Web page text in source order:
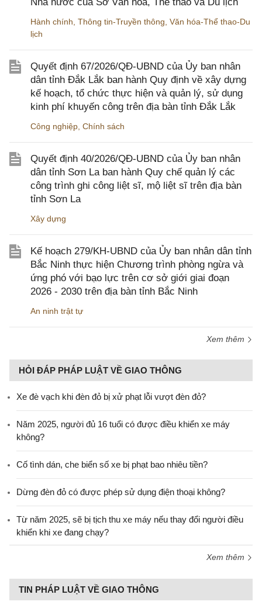
Hành chính Thông tin-Truyền thông Văn hóa-Thể thao-Du
lịch
Quyết định 67/2026/QĐ-UBND của Ủy ban nhân
dân tỉnh Đắk Lắk ban hành Quy định về xây dựng
kế hoạch, tổ chức thực hiện và quản lý, sử dụng
kinh phí khuyến công trên địa bàn tỉnh Đắk Lắk
Công nghiệp Chính sách
Quyết định 40/2026/QĐ-UBND của Ủy ban nhân
dân tỉnh Sơn La ban hành Quy chế quản lý các
công trình ghi công liệt sĩ, mộ liệt sĩ trên địa bàn
tỉnh Sơn La
Xây dựng
Kế hoạch 279/KH-UBND của Ủy ban nhân dân tỉnh
Bắc Ninh thực hiện Chương trình phòng ngừa và
ứng phó với bạo lực trên cơ sở giới giai đoạn
2026 - 2030 trên địa bàn tỉnh Bắc Ninh
An ninh trật tự
Xem thêm
HỎI ĐÁP PHÁP LUẬT VỀ GIAO THÔNG
Xe đè vạch khi đèn đỏ bị xử phạt lỗi vượt đèn đỏ?
Năm 2025, người đủ 16 tuổi có được điều khiển xe máy
không?
Cố tình dán, che biển số xe bị phạt bao nhiêu tiền?
Dừng đèn đỏ có được phép sử dụng điện thoại không?
Từ năm 2025, sẽ bị tịch thu xe máy nếu thay đổi người điều
khiển khi xe đang chạy?
Xem thêm
TIN PHÁP LUẬT VỀ GIAO THÔNG